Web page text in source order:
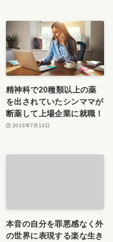
精神科で20種類以上の薬
を出されていたシンママが
断薬して上場企業に就職！
2023年7月13日
本音の自分を罪悪感なく外
の世界に表現する楽な生き